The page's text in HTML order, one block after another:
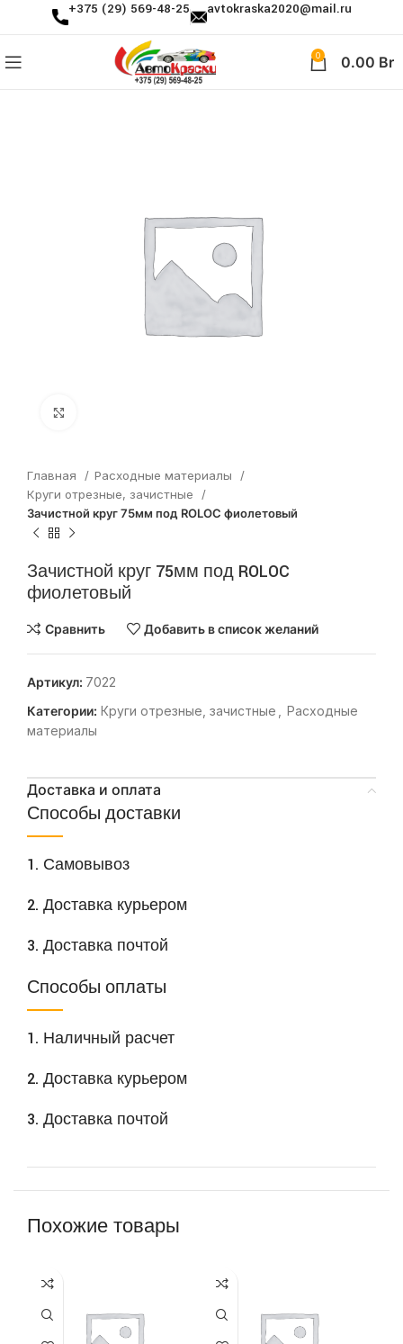
+375 (29) 569-48-25 avtokraska2020@mail.ru
0 0.00 Br
Главная
Расходные материалы
Круги отрезные, зачистные
Зачистной круг 75мм под ROLOC фиолетовый
Зачистной круг 75мм под ROLOC
фиолетовый
Сравнить Добавить в список желаний
Артикул: 7022
Категории: Круги отрезные, зачистные
Расходные
материалы
Доставка и оплата
Способы доставки
1. Самовывоз
2. Доставка курьером
3. Доставка почтой
Способы оплаты
1. Наличный расчет
2. Доставка курьером
3. Доставка почтой
Похожие товары